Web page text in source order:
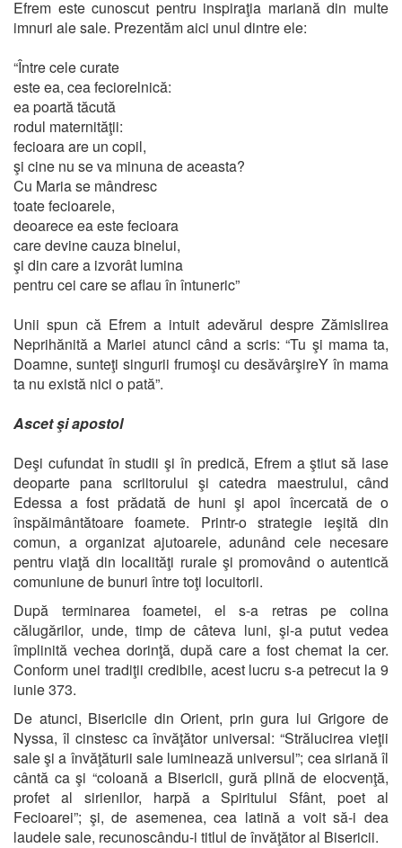
Efrem este cunoscut pentru inspiraţia mariană din multe
imnuri ale sale. Prezentăm aici unul dintre ele:
“Între cele curate
este ea, cea feciorelnică:
ea poartă tăcută
rodul maternităţii:
fecioara are un copil,
şi cine nu se va minuna de aceasta?
Cu Maria se mândresc
toate fecioarele,
deoarece ea este fecioara
care devine cauza binelui,
şi din care a izvorât lumina
pentru cei care se aflau în întuneric”
Unii spun că Efrem a intuit adevărul despre Zămislirea
Neprihănită a Mariei atunci când a scris: “Tu şi mama ta,
Doamne, sunteţi singurii frumoşi cu desăvârşireY în mama
ta nu există nici o pată”.
Ascet şi apostol
Deşi cufundat în studii şi în predică, Efrem a ştiut să lase
deoparte pana scriitorului şi catedra maestrului, când
Edessa a fost prădată de huni şi apoi încercată de o
înspăimântătoare foamete. Printr-o strategie ieşită din
comun, a organizat ajutoarele, adunând cele necesare
pentru viaţă din localităţi rurale şi promovând o autentică
comuniune de bunuri între toţi locuitorii.
După terminarea foametei, el s-a retras pe colina
călugărilor, unde, timp de câteva luni, şi-a putut vedea
împlinită vechea dorinţă, după care a fost chemat la cer.
Conform unei tradiţii credibile, acest lucru s-a petrecut la 9
iunie 373.
De atunci, Bisericile din Orient, prin gura lui Grigore de
Nyssa, îl cinstesc ca învăţător universal: “Strălucirea vieţii
sale şi a învăţăturii sale luminează universul”; cea siriană îl
cântă ca şi “coloană a Bisericii, gură plină de elocvenţă,
profet al sirienilor, harpă a Spiritului Sfânt, poet al
Fecioarei”; şi, de asemenea, cea latină a voit să-i dea
laudele sale, recunoscându-i titlul de învăţător al Bisericii.